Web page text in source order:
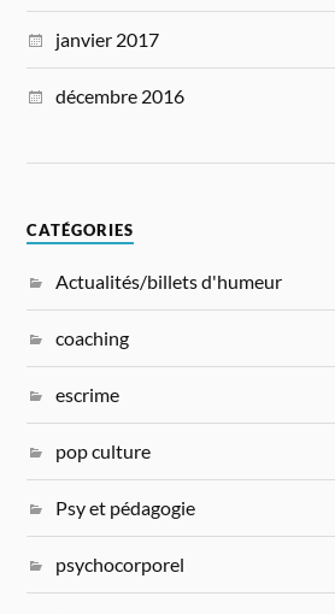
janvier 2017
décembre 2016
CATÉGORIES
Actualités/billets d'humeur
coaching
escrime
pop culture
Psy et pédagogie
psychocorporel